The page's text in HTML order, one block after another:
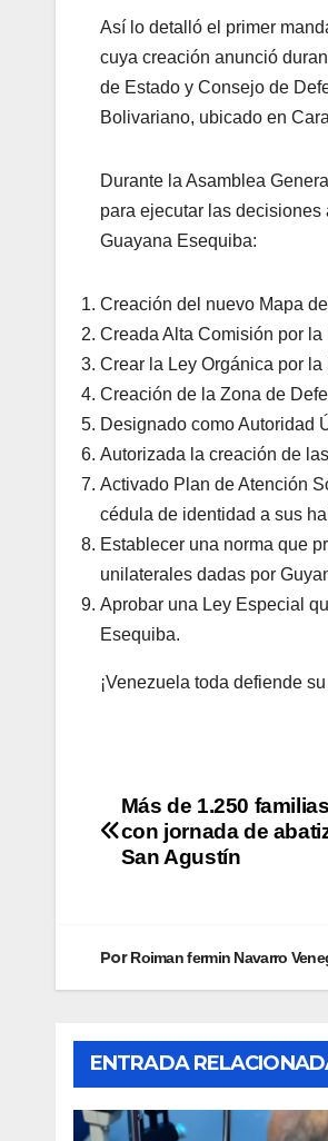
Así lo detalló el primer
cuya creación anunció
de Estado y Consejo de
Bolivariano, ubicado en
Durante la Asamblea
para ejecutar las
Guayana Esequiba:
Creación del nuevo Mapa
Creada Alta Comisión por
Crear la Ley Orgánica por
Creación de la Zona de
Designado como Autoridad
Autorizada la creación de
Activado Plan de Atención
cédula de identidad a sus
Establecer una norma que
unilaterales dadas por
Aprobar una Ley Especial
Esequiba.
¡Venezuela toda defiende
Más de 1.250
con jornada de
San Agustín
PorRoiman fermin Navarro
ENTRADA